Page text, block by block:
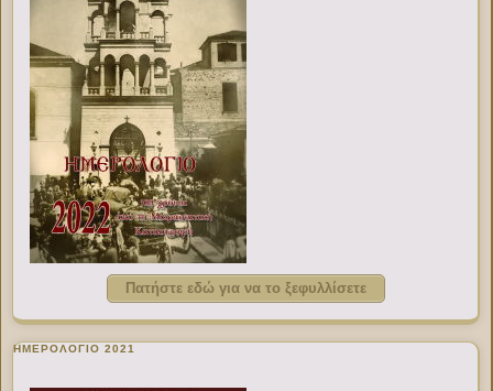
Πατήστε εδώ για να το ξεφυλλίσετε
ΗΜΕΡΟΛΟΓΙΟ 2021